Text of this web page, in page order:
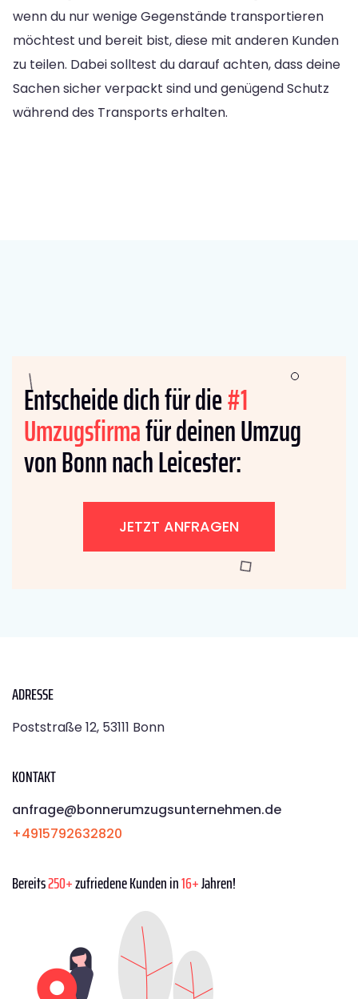
wenn du nur wenige Gegenstände transportieren
möchtest und bereit bist, diese mit anderen Kunden
zu teilen. Dabei solltest du darauf achten, dass deine
Sachen sicher verpackt sind und genügend Schutz
während des Transports erhalten.
Entscheide dich für die#1
Umzugsfirmafür deinen Umzug
von Bonn nach Leicester:
JETZT ANFRAGEN
ADRESSE
Poststraße 12, 53111 Bonn
KONTAKT
anfrage@bonnerumzugsunternehmen.de
+4915792632820
Bereits250+zufriedene Kunden in16+Jahren!